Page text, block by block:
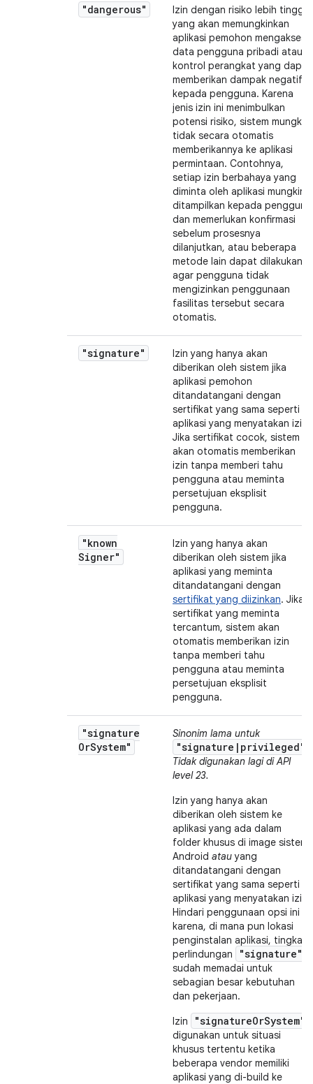
"dangerous"
Izin dengan risiko lebih tinggi
yang akan memungkinkan
aplikasi pemohon mengakses
data pengguna pribadi atau
kontrol perangkat yang dapat
memberikan dampak negatif
kepada pengguna. Karena
jenis izin ini menimbulkan
potensi risiko, sistem mungkin
tidak secara otomatis
memberikannya ke aplikasi
permintaan. Contohnya,
setiap izin berbahaya yang
diminta oleh aplikasi mungkin
ditampilkan kepada pengguna
dan memerlukan konfirmasi
sebelum prosesnya
dilanjutkan, atau beberapa
metode lain dapat dilakukan
agar pengguna tidak
mengizinkan penggunaan
fasilitas tersebut secara
otomatis.
"signature"
Izin yang hanya akan
diberikan oleh sistem jika
aplikasi pemohon
ditandatangani dengan
sertifikat yang sama seperti
aplikasi yang menyatakan izin.
Jika sertifikat cocok, sistem
akan otomatis memberikan
izin tanpa memberi tahu
pengguna atau meminta
persetujuan eksplisit
pengguna.
"known
Signer"
Izin yang hanya akan
diberikan oleh sistem jika
aplikasi yang meminta
ditandatangani dengan
sertifikat yang diizinkan. Jika
sertifikat yang meminta
tercantum, sistem akan
otomatis memberikan izin
tanpa memberi tahu
pengguna atau meminta
persetujuan eksplisit
pengguna.
"signature
OrSystem"
Sinonim lama untuk
"signature|privileged"
Tidak digunakan lagi di API
level 23.
Izin yang hanya akan
diberikan oleh sistem ke
aplikasi yang ada dalam
folder khusus di image sistem
Android atauyang
ditandatangani dengan
sertifikat yang sama seperti
aplikasi yang menyatakan izin.
Hindari penggunaan opsi ini
karena, di mana pun lokasi
penginstalan aplikasi, tingkat
perlindungan
"signature"
sudah memadai untuk
sebagian besar kebutuhan
dan pekerjaan.
Izin
"signatureOrSystem"
digunakan untuk situasi
khusus tertentu ketika
beberapa vendor memiliki
aplikasi yang di-build ke